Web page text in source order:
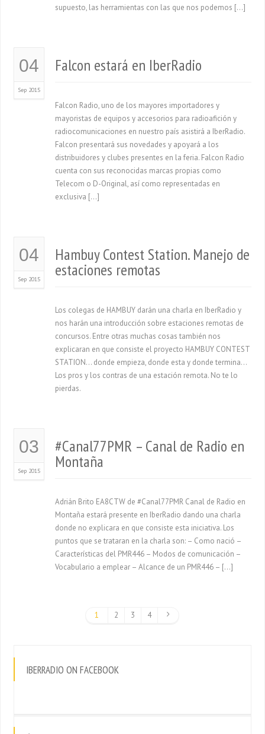
supuesto, las herramientas con las que nos podemos […]
04
Sep 2015
Falcon estará en IberRadio
Falcon Radio, uno de los mayores importadores y
mayoristas de equipos y accesorios para radioafición y
radiocomunicaciones en nuestro país asistirá a IberRadio.
Falcon presentará sus novedades y apoyará a los
distribuidores y clubes presentes en la feria. Falcon Radio
cuenta con sus reconocidas marcas propias como
Telecom o D-Original, así como representadas en
exclusiva […]
04
Sep 2015
Hambuy Contest Station. Manejo de
estaciones remotas
Los colegas de HAMBUY darán una charla en IberRadio y
nos harán una introducción sobre estaciones remotas de
concursos. Entre otras muchas cosas también nos
explicaran en que consiste el proyecto HAMBUY CONTEST
STATION… donde empieza, donde esta y donde termina…
Los pros y los contras de una estación remota. No te lo
pierdas.
03
Sep 2015
#Canal77PMR – Canal de Radio en
Montaña
Adrián Brito EA8CTW de #Canal77PMR Canal de Radio en
Montaña estará presente en IberRadio dando una charla
donde no explicara en que consiste esta iniciativa. Los
puntos que se trataran en la charla son: – Como nació –
Características del PMR446 – Modos de comunicación –
Vocabulario a emplear – Alcance de un PMR446 – […]
1 2 3 4
IBERRADIO ON FACEBOOK